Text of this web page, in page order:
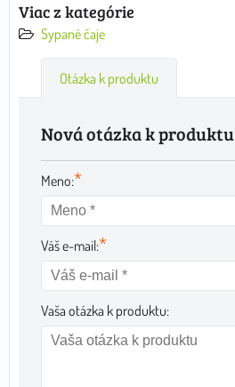
Viac z kategórie
Sypané čaje
Otázka k produktu
Nová otázka k produktu
Meno:*
Váš e-mail:*
Vaša otázka k produktu: